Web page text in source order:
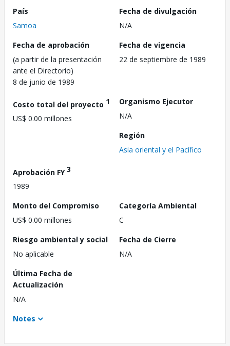
País
Samoa
Fecha de divulgación
N/A
Fecha de aprobación
(a partir de la presentación
ante el Directorio)
8 de junio de 1989
Fecha de vigencia
22 de septiembre de 1989
Costo total del proyecto 1
US$ 0.00 millones
Organismo Ejecutor
N/A
Región
Asia oriental y el Pacífico
Aprobación FY3
1989
Monto del Compromiso
US$ 0.00 millones
Categoría Ambiental
C
Riesgo ambiental y social
No aplicable
Fecha de Cierre
N/A
Última Fecha de
Actualización
N/A
Notes